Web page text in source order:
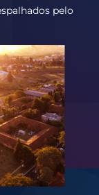
pelo